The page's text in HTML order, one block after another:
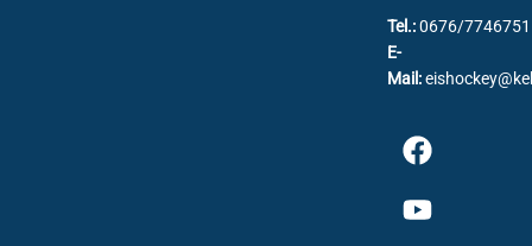
Tel.:0676/7746751
E-
Mail: